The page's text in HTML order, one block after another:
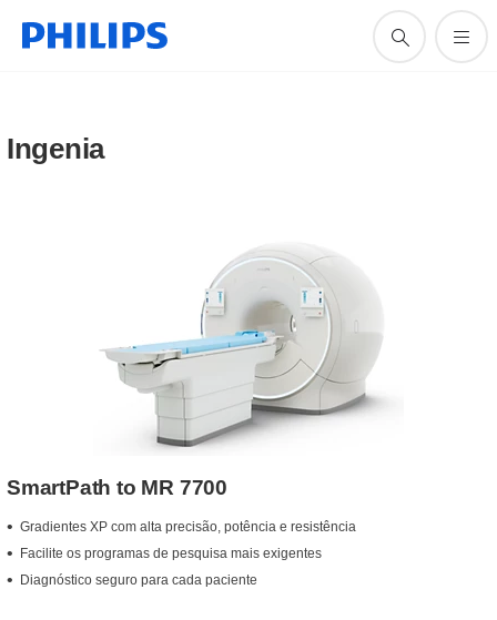
Ingenia
SmartPath to MR 7700
Gradientes XP com alta precisão, potência e resistência
Facilite os programas de pesquisa mais exigentes
Diagnóstico seguro para cada paciente